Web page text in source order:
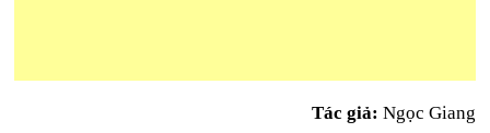
Tác giả: Ngọc Giang